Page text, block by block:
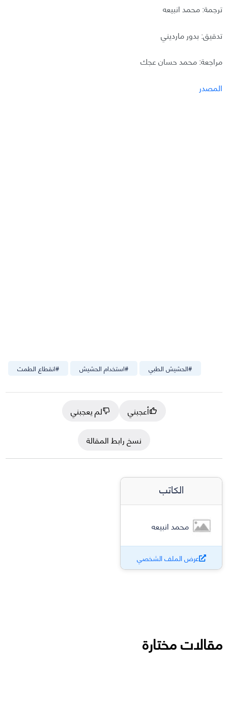
ترجمة: محمد انبيعه
تدقيق: بدور مارديني
مراجعة: محمد حسان عجك
المصدر
#انقطاع الطمث #استخدام الحشيش #الحشيش الطبي
أعجبني
لم يعجبني
نسخ رابط المقالة
الكاتب
محمد انبيعه
عرض الملف الشخصي
مقالات مختارة